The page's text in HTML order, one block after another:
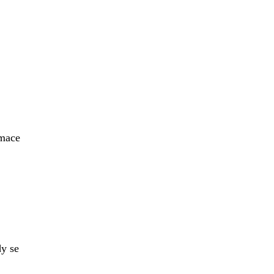
se